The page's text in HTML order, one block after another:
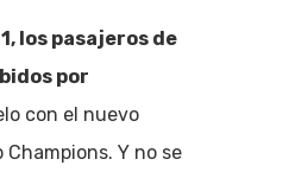
los pasajeros de
por
con el nuevo
Y no se